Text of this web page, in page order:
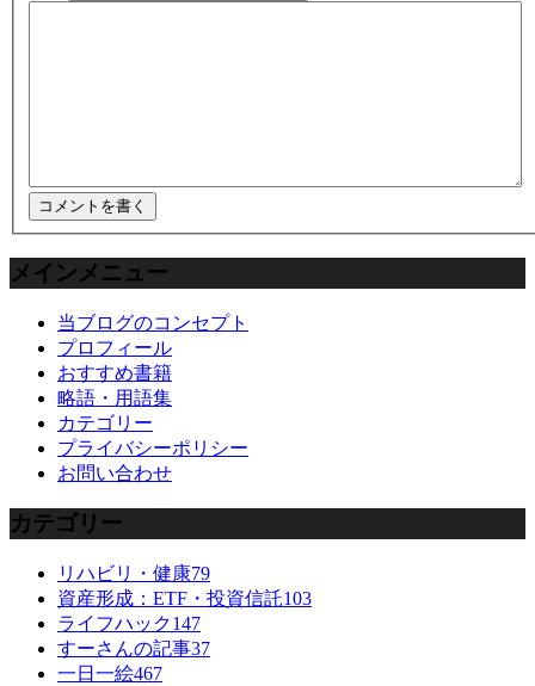
メインメニュー
当ブログのコンセプト
プロフィール
おすすめ書籍
略語・用語集
カテゴリー
プライバシーポリシー
お問い合わせ
カテゴリー
リハビリ・健康79
資産形成：ETF・投資信託103
ライフハック147
すーさんの記事37
一日一絵467